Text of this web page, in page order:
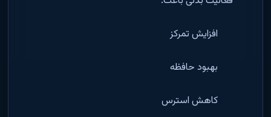
افزایش تمرکز
بهبود حافظه
کاهش استرس